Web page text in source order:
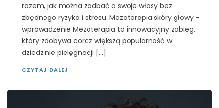
razem, jak można zadbać o swoje włosy bez
zbędnego ryzyka i stresu. Mezoterapia skóry głowy –
wprowadzenie Mezoterapia to innowacyjny zabieg,
który zdobywa coraz większą popularność w
dziedzinie pielęgnacji […]
CZYTAJ DALEJ